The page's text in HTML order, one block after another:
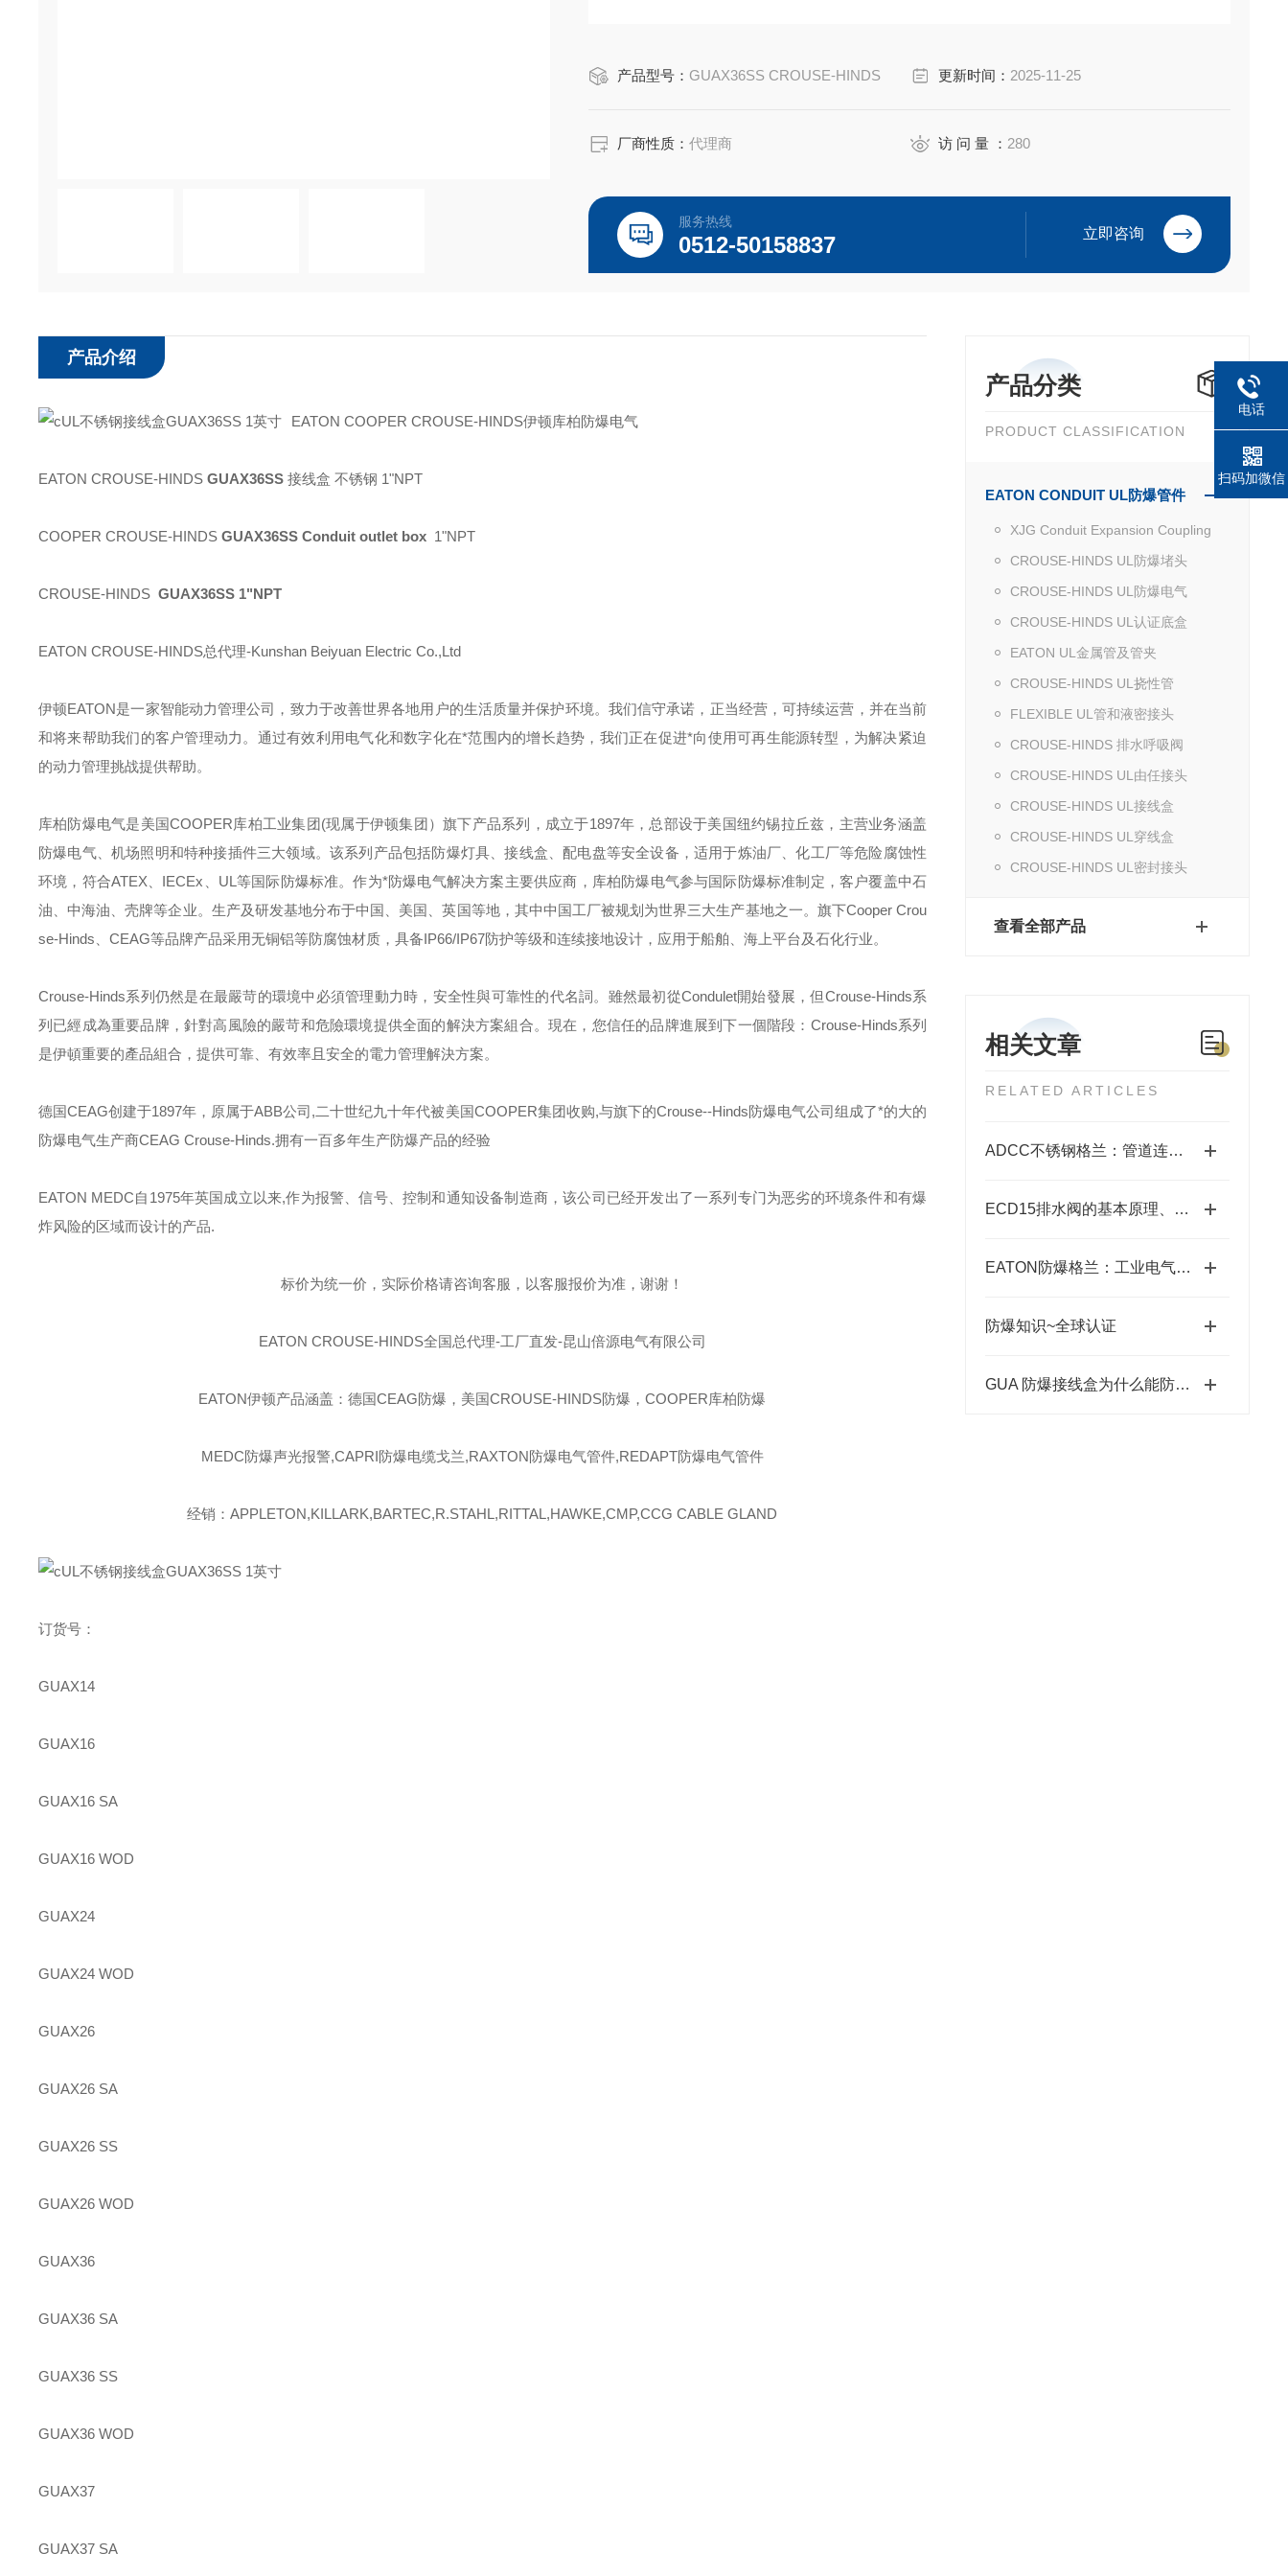
产品型号： GUAX36SS CROUSE-HINDS 更新时间： 2025-11-25
厂商性质：代理商 访 问 量 ： 280
服务热线
0512-50158837 立即咨询
产品分类
PRODUCT CLASSIFICATION
EATON CONDUIT UL防爆管件
XJG Conduit Expansion Coupling
CROUSE-HINDS UL防爆堵头
CROUSE-HINDS UL防爆电气
CROUSE-HINDS UL认证底盒
EATON UL金属管及管夹
CROUSE-HINDS UL挠性管
FLEXIBLE UL管和液密接头
CROUSE-HINDS 排水呼吸阀
CROUSE-HINDS UL由任接头
CROUSE-HINDS UL接线盒
CROUSE-HINDS UL穿线盒
CROUSE-HINDS UL密封接头
查看全部产品
相关文章
RELATED ARTICLES
ADCC不锈钢格兰：管道连接的坚固守护者
ECD15排水阀的基本原理、类型和使用方法说明
EATON防爆格兰：工业电气安全的守护者
防爆知识~全球认证
GUA 防爆接线盒为什么能防爆？
产品介绍
EATON COOPER CROUSE-HINDS伊顿库柏防爆电气
EATON CROUSE-HINDS GUAX36SS 接线盒 不锈钢 1"NPT
COOPER CROUSE-HINDS GUAX36SS Conduit outlet box 1"NPT
CROUSE-HINDS GUAX36SS 1"NPT
EATON CROUSE-HINDS总代理-Kunshan Beiyuan Electric Co.,Ltd
伊顿EATON是一家智能动力管理公司，致力于改善世界各地用户的生活质量并保护环境。我们信守承诺，正当经营，可持续运营，并在当前
和将来帮助我们的客户管理动力。通过有效利用电气化和数字化在*范围内的增长趋势，我们正在促进*向使用可再生能源转型，为解决紧迫
的动力管理挑战提供帮助。
库柏防爆电气是美国COOPER库柏工业集团(现属于伊顿集团）旗下产品系列，成立于1897年，总部设于美国纽约锡拉丘兹，主营业务涵盖
防爆电气、机场照明和特种接插件三大领域。该系列产品包括防爆灯具、接线盒、配电盘等安全设备，适用于炼油厂、化工厂等危险腐蚀性
环境，符合ATEX IECEx UL 等国际防爆标准。作为*防爆电气解决方案主要供应商，库柏防爆电气参与国际防爆标准制定，客户覆盖中石
油、中海油、壳牌等企业。生产及研发基地分布于中国、美国、英国等地，其中中国工厂被规划为世界三大生产基地之一。旗下Cooper Crou
se-Hinds
CEAG等品牌产品采用无铜铝等防腐蚀材质，具备IP66/IP67防护等级和连续接地设计，应用于船舶、海上平台及石化行业。
Crouse-Hinds系列仍然是在最嚴苛的環境中必須管理動力時，安全性與可靠性的代名詞。雖然最初從Condulet開始發展，但Crouse-Hinds系
列已經成為重要品牌，針對高風險的嚴苛和危險環境提供全面的解決方案組合。現在，您信任的品牌進展到下一個階段： Crouse-Hinds系列
是伊頓重要的產品組合，提供可靠、有效率且安全的電力管理解決方案。
德国CEAG创建于1897年，原属于ABB公司,二十世纪九十年代被美国COOPER集团收购,与旗下的Crouse--Hinds防爆电气公司组成了*的大的
防爆电气生产商CEAG Crouse-Hinds.拥有一百多年生产防爆产品的经验
EATON MEDC自 1975年英国成立以来,作为报警、信号、控制和通知设备制造商，该公司已经开发出了一系列专门为恶劣的环境条件和有爆
炸风险的区域而设计的产品.
标价为统一价，实际价格请咨询客服，以客服报价为准，谢谢！
EATON CROUSE-HINDS全国总代理-工厂直发-昆山倍源电气有限公司
EATON伊顿产品涵盖：德国CEAG防爆，美国CROUSE-HINDS防爆，COOPER库柏防爆
MEDC防爆声光报警,CAPRI防爆电缆戈兰,RAXTON防爆电气管件,REDAPT防爆电气管件
经销：APPLETON,KILLARK,BARTEC,R.STAHL,RITTAL,HAWKE,CMP,CCG CABLE GLAND
订货号：
GUAX14
GUAX16
GUAX16 SA
GUAX16 WOD
GUAX24
GUAX24 WOD
GUAX26
GUAX26 SA
GUAX26 SS
GUAX26 WOD
GUAX36
GUAX36 SA
GUAX36 SS
GUAX36 WOD
GUAX37
GUAX37 SA
电话
扫码加微信